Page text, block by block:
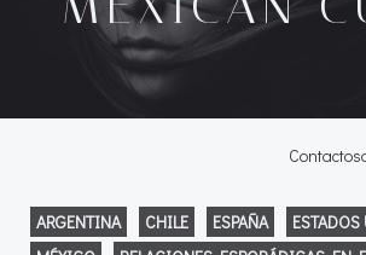
ARGENTINA CHILE ESPAÑA